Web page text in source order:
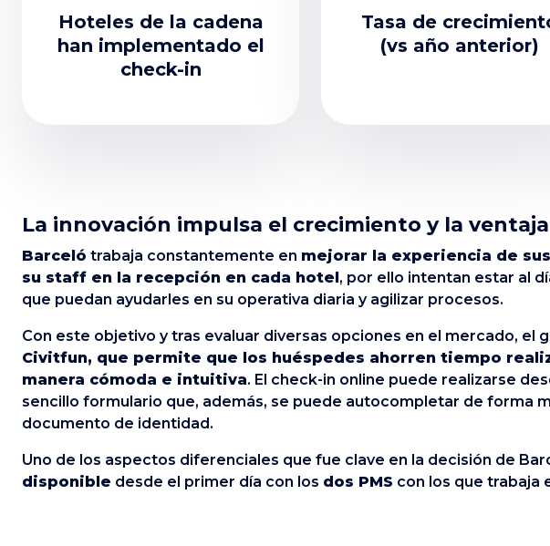
Hoteles de la cadena
han implementado el
check-in
Tasa de
(vs año anterior)
La innovación impulsa el crecimiento y la
Barceló trabaja constantemente en mejorar la experiencia de
su staff en la recepción en cada hotel, por ello intentan estar al
que puedan ayudarles en su operativa diaria y agilizar procesos.
Con este objetivo y tras evaluar diversas opciones en el mercado, el
Civitfun, que permite que los huéspedes ahorren tiempo
manera cómoda e intuitiva. El check-in online puede realizarse
sencillo formulario que, además, se puede autocompletar de forma
documento de identidad.
Uno de los aspectos diferenciales que fue clave en la decisión de
disponible desde el primer día con los dos PMS con los que trabaja